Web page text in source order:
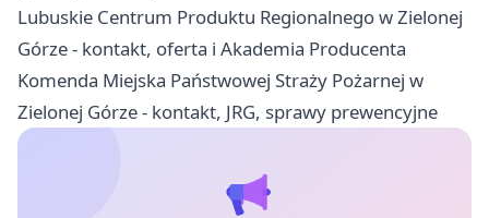
Lubuskie Centrum Produktu Regionalnego w Zielonej
Górze - kontakt, oferta i Akademia Producenta
Komenda Miejska Państwowej Straży Pożarnej w
Zielonej Górze - kontakt, JRG, sprawy prewencyjne